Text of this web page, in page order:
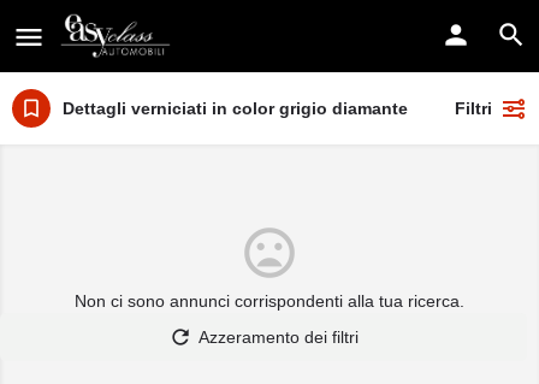
Dettagli verniciati in color grigio diamante Filtri
Non ci sono annunci corrispondenti alla tua ricerca.
Azzeramento dei filtri